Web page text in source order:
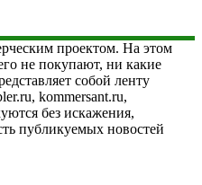
проектом. На этом
не покупают, ни какие
собой ленту
kommersant.ru,
без искажения,
публикуемых новостей